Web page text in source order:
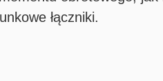
łączniki.